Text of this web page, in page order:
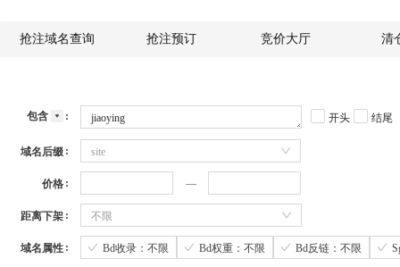
抢注域名查询 抢注预订 竞价大厅 清
包含 开头 结尾
域名后缀 site
价格
距离下架 不限
域名属性 Bd收录：不限 Bd权重：不限 Bd反链：不限